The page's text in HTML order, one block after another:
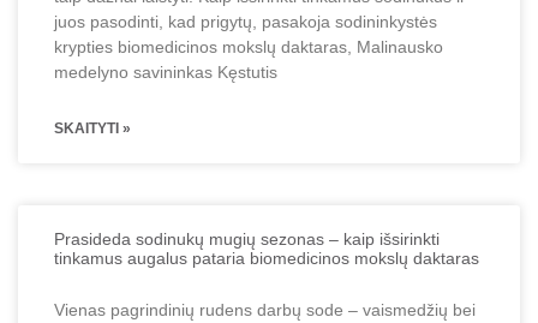
juos pasodinti, kad prigytų, pasakoja sodininkystės
krypties biomedicinos mokslų daktaras, Malinausko
medelyno savininkas Kęstutis
SKAITYTI »
Prasideda sodinukų mugių sezonas – kaip išsirinkti
tinkamus augalus pataria biomedicinos mokslų daktaras
Vienas pagrindinių rudens darbų sode – vaismedžių bei